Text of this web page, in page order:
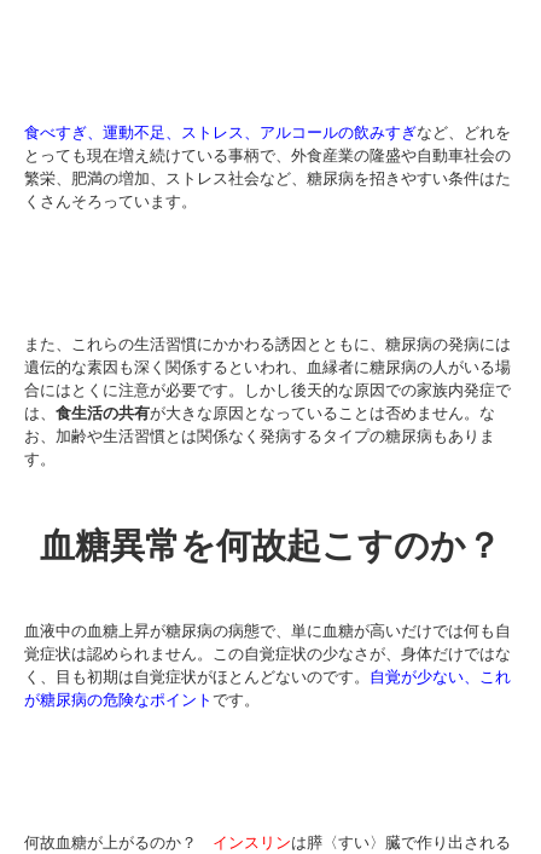
食べすぎ、運動不足、ストレス、アルコールの飲みすぎなど、どれを
とっても現在増え続けている事柄で、外食産業の隆盛や自動車社会の
繁栄、肥満の増加、ストレス社会など、糖尿病を招きやすい条件はた
くさんそろっています。
また、これらの生活習慣にかかわる誘因とともに、糖尿病の発病には
遺伝的な素因も深く関係するといわれ、血縁者に糖尿病の人がいる場
合にはとくに注意が必要です。しかし後天的な原因での家族内発症で
は、 食生活の共有が大きな原因となっていることは否めません。な
お、加齢や生活習慣とは関係なく発病するタイプの糖尿病もありま
す。
血糖異常を何故起こすのか？
血液中の血糖上昇が糖尿病の病態で、単に血糖が高いだけでは何も自
覚症状は認められません。この自覚症状の少なさが、身体だけではな
く、目も初期は自覚症状がほとんどないのです。 自覚が少ない、これ
が糖尿病の危険なポイントです。
何故血糖が上がるのか？ インスリンは膵〈すい〉臓で作り出される